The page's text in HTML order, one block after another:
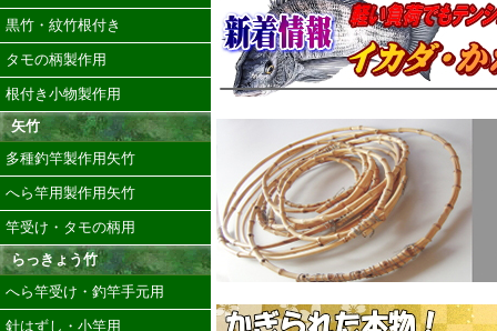
黒竹・紋竹根付き
タモの柄製作用
根付き小物製作用
矢竹
多種釣竿製作用矢竹
へら竿用製作用矢竹
竿受け・タモの柄用
らっきょう竹
へら竿受け・釣竿手元用
針はずし・小竿用